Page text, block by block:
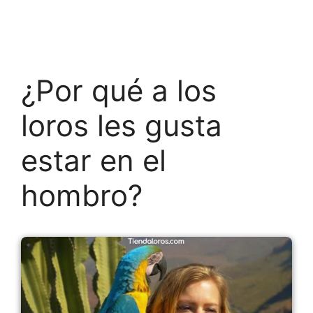
¿Por qué a los
loros les gusta
estar en el
hombro?